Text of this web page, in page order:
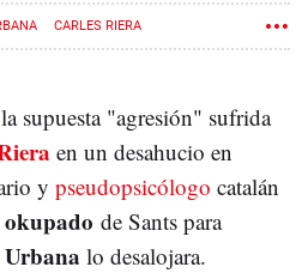
CARLES RIERA
supuesta "agresión" sufrida
en un desahucio en
y pseudopsicólogo catalán
de Sants para
lo desalojara.